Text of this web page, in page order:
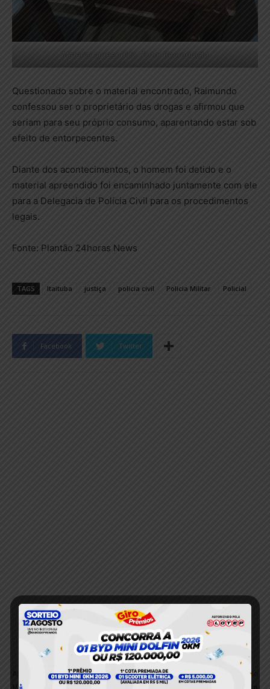
Material apreendido. Foto: Reprodução
Questionado sobre o material encontrado, Raimundo
confessou ser o proprietário das drogas e afirmou que
seriam para seu próprio consumo, aparentando estar sob
efeito de entorpecentes.
Diante dos acontecimentos, o homem foi detido e o
material apreendido foi encaminhado juntamente com ele
para a Delegacia de Polícia Civil para os procedimentos
legais.
Fonte: Plantão 24horas News
TAGS Itaituba justiça policia civil Policia Militar Policial
Facebook Twitter
Próximo